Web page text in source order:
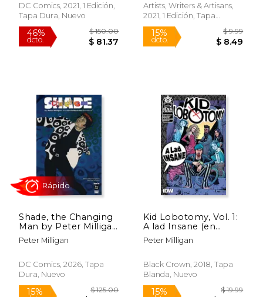
DC Comics, 2021, 1 Edición,
Tapa Dura, Nuevo
46%
dcto.
$ 150.00
$ 81.37
Rápido
Artists, Writers & Artisans,
2021, 1 Edición, Tapa
Blanda, Nuevo
15%
dcto.
Shade, the Changing
Man by Peter Milligan
and Chris Bachalo
Omnibus Vol. 2 (en
Peter Milligan
DC Comics, 2026, Tapa
Dura, Nuevo
Kid Lobotomy, Vol. 1:
A lad Insane (en
Inglés)
Peter Milligan
Black Crown, 2018, Tapa
Blanda, Nuevo